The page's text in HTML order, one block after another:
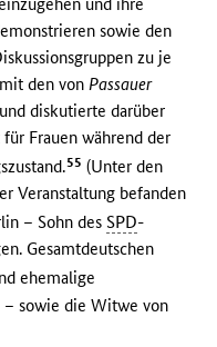
sowie den
zu je
mit den vonPassauer
diskutierte darüber
Frauen während der
55 (Unter den
Veranstaltung befanden
– Sohn desSPD-
Gesamtdeutschen
ehemalige
– sowie die Witwe von